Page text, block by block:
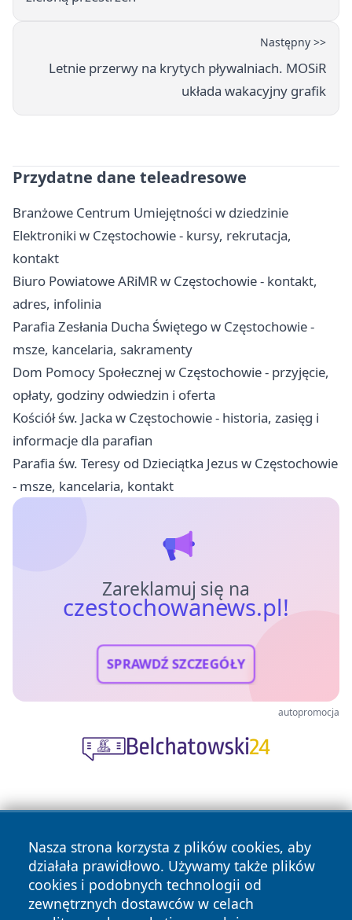
Następny >>
Letnie przerwy na krytych pływalniach. MOSiR
układa wakacyjny grafik
Przydatne dane teleadresowe
Branżowe Centrum Umiejętności w dziedzinie
Elektroniki w Częstochowie - kursy, rekrutacja,
kontakt
Biuro Powiatowe ARiMR w Częstochowie - kontakt,
adres, infolinia
Parafia Zesłania Ducha Świętego w Częstochowie -
msze, kancelaria, sakramenty
Dom Pomocy Społecznej w Częstochowie - przyjęcie,
opłaty, godziny odwiedzin i oferta
Kościół św. Jacka w Częstochowie - historia, zasięg i
informacje dla parafian
Parafia św. Teresy od Dzieciątka Jezus w Częstochowie
- msze, kancelaria, kontakt
Zareklamuj się na
czestochowanews.pl!
SPRAWDŹ SZCZEGÓŁY
autopromocja
Nasza strona korzysta z plików cookies, aby
działała prawidłowo. Używamy także plików
cookies i podobnych technologii od
zewnętrznych dostawców w celach
Copyright © 2026 czestochowanews.pl Wszystkie prawa
zastrzeżone.